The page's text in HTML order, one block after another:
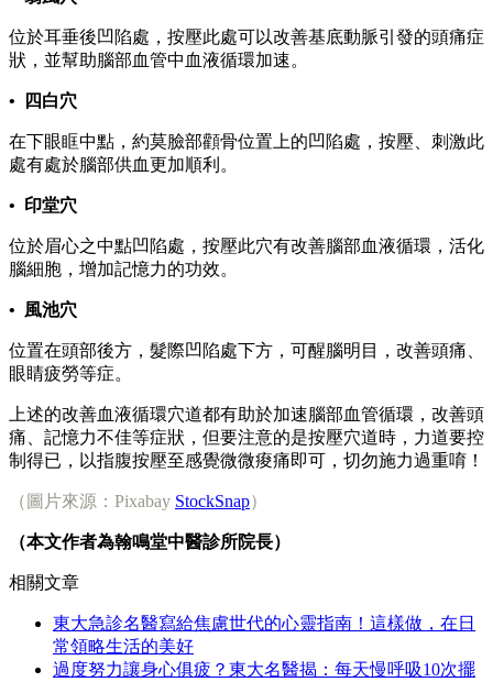
位於耳垂後凹陷處，按壓此處可以改善基底動脈引發的頭痛症
狀，並幫助腦部血管中血液循環加速。
• 四白穴
在下眼眶中點，約莫臉部顴骨位置上的凹陷處，按壓、刺激此
處有處於腦部供血更加順利。
• 印堂穴
位於眉心之中點凹陷處，按壓此穴有改善腦部血液循環，活化
腦細胞，增加記憶力的功效。
• 風池穴
位置在頭部後方，髮際凹陷處下方，可醒腦明目，改善頭痛、
眼睛疲勞等症。
上述的改善血液循環穴道都有助於加速腦部血管循環，改善頭
痛、記憶力不佳等症狀，但要注意的是按壓穴道時，力道要控
制得已，以指腹按壓至感覺微微痠痛即可，切勿施力過重唷！
（圖片來源：Pixabay StockSnap）
（本文作者為翰鳴堂中醫診所院長）
相關文章
東大急診名醫寫給焦慮世代的心靈指南！這樣做，在日
常領略生活的美好
過度努力讓身心俱疲？東大名醫揭：每天慢呼吸10次擺